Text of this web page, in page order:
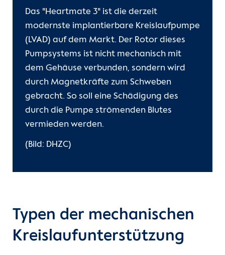
Das "Heartmate 3" ist die derzeit
modernste implantierbare Kreislaufpumpe
(LVAD) auf dem Markt. Der Rotor dieses
Pumpsystems ist nicht mechanisch mit
dem Gehäuse verbunden, sondern wird
durch Magnetkräfte zum Schweben
gebracht. So soll eine Schädigung des
durch die Pumpe strömenden Blutes
vermieden werden.
(Bild: DHZC)
Typen der mechanischen
Kreislaufunterstützung